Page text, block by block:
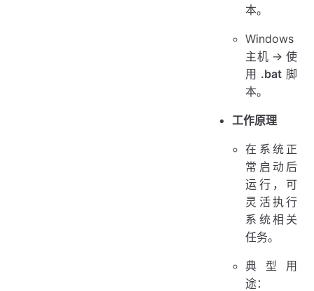
本。
Windows
主机 → 使
用 .bat 脚
本。
工作原理
在系统正
常启动后
运行，可
灵活执行
系统相关
任务。
典型用
途：